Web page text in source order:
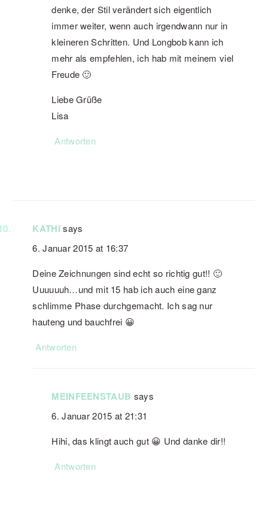
denke, der Stil verändert sich eigentlich
immer weiter, wenn auch irgendwann nur in
kleineren Schritten. Und Longbob kann ich
mehr als empfehlen, ich hab mit meinem viel
Freude 🙂
Liebe Grüße
Lisa
Antworten
KATHI says
6. Januar 2015 at 16:37
Deine Zeichnungen sind echt so richtig gut!! 🙂
Uuuuuuh…und mit 15 hab ich auch eine ganz
schlimme Phase durchgemacht. Ich sag nur
hauteng und bauchfrei 😀
Antworten
MEINFEENSTAUB says
6. Januar 2015 at 21:31
Hihi, das klingt auch gut 😀 Und danke dir!!
Antworten